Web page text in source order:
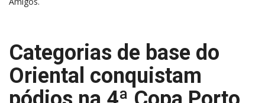
Categorias de base do
Oriental conquistam